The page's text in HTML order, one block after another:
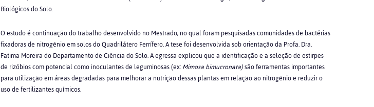
Biológicos do Solo.
O estudo é continuação do trabalho desenvolvido no Mestrado, no qual foram pesquisadas comunidades de bactérias
fixadoras de nitrogênio em solos do Quadrilátero Ferrífero. A tese foi desenvolvida sob orientação da Profa. Dra.
Fatima Moreira do Departamento de Ciência do Solo. A egressa explicou que a identificação e a seleção de estirpes
de rizóbios com potencial como inoculantes de leguminosas (ex:Mimosa bimucronata)são ferramentas importantes
para utilização em áreas degradadas para melhorar a nutrição dessas plantas em relação ao nitrogênio e reduzir o
uso de fertilizantes químicos.